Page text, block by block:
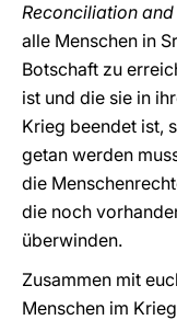
Reconciliation
alle Menschen in
Botschaft zu
ist und die sie in
Krieg beendet ist,
getan werden
die
die noch
überwinden.
Zusammen mit
Menschen im